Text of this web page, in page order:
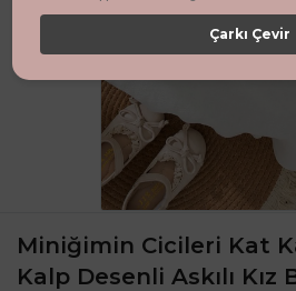
Miniğimin Cicileri Kat
Kalp Desenli Askılı Kız
Çarkı Çevir